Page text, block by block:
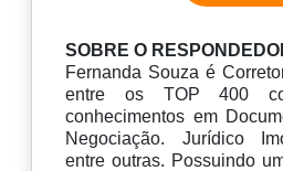
SOBRE O
Fernanda Souza é
entre os TOP 400
conhecimentos em
Negociação. Jurídico
entre outras. Possuindo